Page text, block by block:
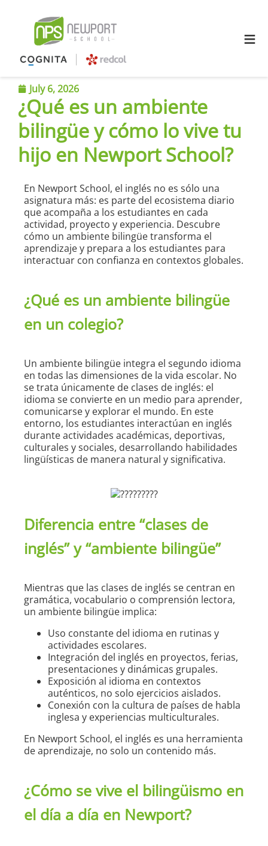
≡
July 6, 2026
¿Qué es un ambiente
bilingüe y cómo lo vive tu
hijo en Newport School?
En Newport School, el inglés no es sólo una
asignatura más: es parte del ecosistema diario
que acompaña a los estudiantes en cada
actividad, proyecto y experiencia. Descubre
cómo un ambiente bilingüe transforma el
aprendizaje y prepara a los estudiantes para
interactuar con confianza en contextos globales.
¿Qué es un ambiente bilingüe
en un colegio?
Un ambiente bilingüe integra el segundo idioma
en todas las dimensiones de la vida escolar. No
se trata únicamente de clases de inglés: el
idioma se convierte en un medio para aprender,
comunicarse y explorar el mundo. En este
entorno, los estudiantes interactúan en inglés
durante actividades académicas, deportivas,
culturales y sociales, desarrollando habilidades
lingüísticas de manera natural y significativa.
Diferencia entre “clases de
inglés” y “ambiente bilingüe”
Mientras que las clases de inglés se centran en
gramática, vocabulario o comprensión lectora,
un ambiente bilingüe implica:
Uso constante del idioma en rutinas y
actividades escolares.
Integración del inglés en proyectos, ferias,
presentaciones y dinámicas grupales.
Exposición al idioma en contextos
auténticos, no solo ejercicios aislados.
Conexión con la cultura de países de habla
inglesa y experiencias multiculturales.
En Newport School, el inglés es una herramienta
de aprendizaje, no solo un contenido más.
¿Cómo se vive el bilingüismo en
el día a día en Newport?